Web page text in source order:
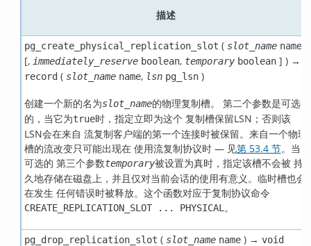
描述
pg_create_physical_replication_slot ( slot_name name
[, immediately_reserve boolean, temporary boolean ] ) →
record( slot_name name, lsn pg_lsn)
创建一个新的名为slot_name的物理复制槽。 第二个参数是可选
的，当它为true时，指定立即为这个 复制槽保留LSN ；否则该
LSN会在来自 流复制客户端的第一个连接时被保留。来自一个物理
槽的流改变只可能出现在 使用流复制协议时 — 见第 53.4 节。当
可选的 第三个参数temporary被设置为真时，指定该槽不会被 持
久地存储在磁盘上，并且仅对当前会话的使用有意义。临时槽也会
在发生 任何错误时被释放。这个函数对应于复制协议命令
CREATE_REPLICATION_SLOT ... PHYSICAL 。
pg_drop_replication_slot ( slot_name name) → void